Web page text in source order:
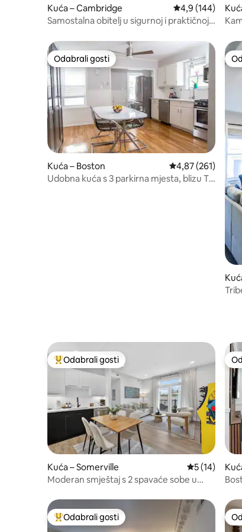
Kuća – Cambridge Prosječna
4,9 (144)
Samostalna obitelj u sigurnoj i praktičnoj
Odabrali gosti
Odabrali gosti
Kuća – Boston Prosječna ocjena:
4,87 (261)
Udobna kuća s 3 parkirna mjesta, blizu T-
Među najviše rangiranima s oznakom „Odabrali
Odabrali gosti
Kuća – Somerville Prosječna
5 (14)
Moderan smještaj s 2 spavaće sobe u
terasa
Među najviše rangiranima s oznakom „Odabrali
Odabrali gosti